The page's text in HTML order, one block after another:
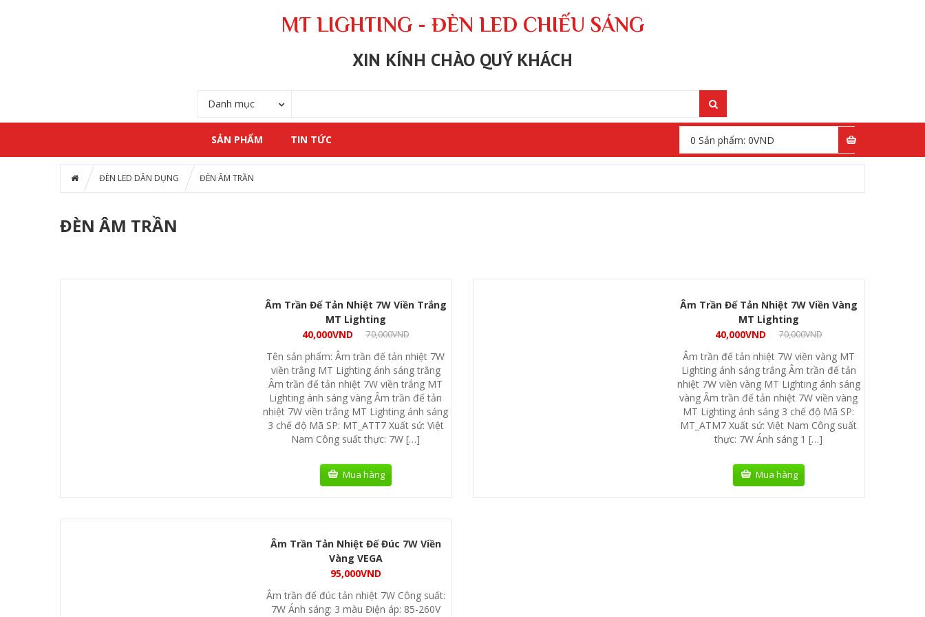
MT LIGHTING - ĐÈN LED CHIẾU SÁNG
XIN KÍNH CHÀO QUÝ KHÁCH
Danh mục
SẢN PHẨM TIN TỨC 0 Sản phẩm: 0VND
ĐÈN LED DÂN DỤNG ĐÈN ÂM TRẦN
ĐÈN ÂM TRẦN
Âm Trần Đế Tản Nhiệt 7W Viền Trắng
MT Lighting
40,000VND 70,000VND
Tên sản phẩm: Âm trần đế tản nhiệt 7W
viền trắng MT Lighting ánh sáng trắng
Âm trần đế tản nhiệt 7W viền trắng MT
Lighting ánh sáng vàng Âm trần đế tản
nhiệt 7W viền trắng MT Lighting ánh sáng
3 chế độ Mã SP: MT_ATT7 Xuất sứ: Việt
Nam Công suất thực: 7W […]
Mua hàng
Âm Trần Đế Tản Nhiệt 7W Viền Vàng
MT Lighting
40,000VND 70,000VND
Âm trần đế tản nhiệt 7W viền vàng MT
Lighting ánh sáng trắng Âm trần đế tản
nhiệt 7W viền vàng MT Lighting ánh sáng
vàng Âm trần đế tản nhiệt 7W viền vàng
MT Lighting ánh sáng 3 chế độ Mã SP:
MT_ATM7 Xuất sứ: Việt Nam Công suất
thực: 7W Ánh sáng 1 […]
Mua hàng
Âm Trần Tản Nhiệt Đế Đúc 7W Viền
Vàng VEGA
95,000VND
Âm trần đế đúc tản nhiệt 7W Công suất:
7W Ánh sáng: 3 màu Điện áp: 85-260V